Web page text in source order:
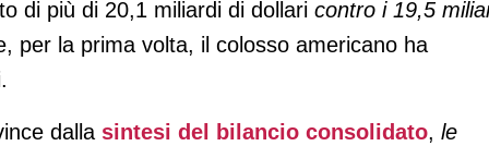
di più di 20,1 miliardi di dollari contro i 19,5
per la prima volta, il colosso americano ha
dalla sintesi del bilancio consolidato, le